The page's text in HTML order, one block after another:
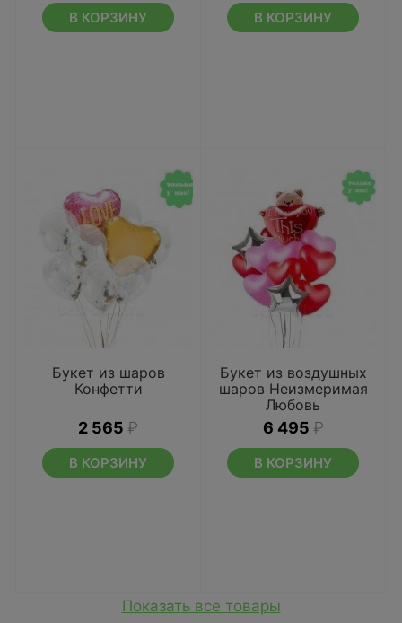
В КОРЗИНУ В КОРЗИНУ
Букет из шаров
Конфетти
2 565 ₽
В КОРЗИНУ
Букет из воздушных
шаров Неизмеримая
Любовь
6 495 ₽
В КОРЗИНУ
Показать все товары